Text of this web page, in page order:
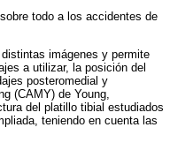
todo a los accidentes de
imágenes y permite
a utilizar, la posición del
posteromedial y
(CAMY) de Young,
del platillo tibial estudiados
teniendo en cuenta las